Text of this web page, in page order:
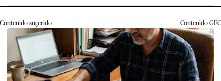
Contenido sugerido ContenidoGEC